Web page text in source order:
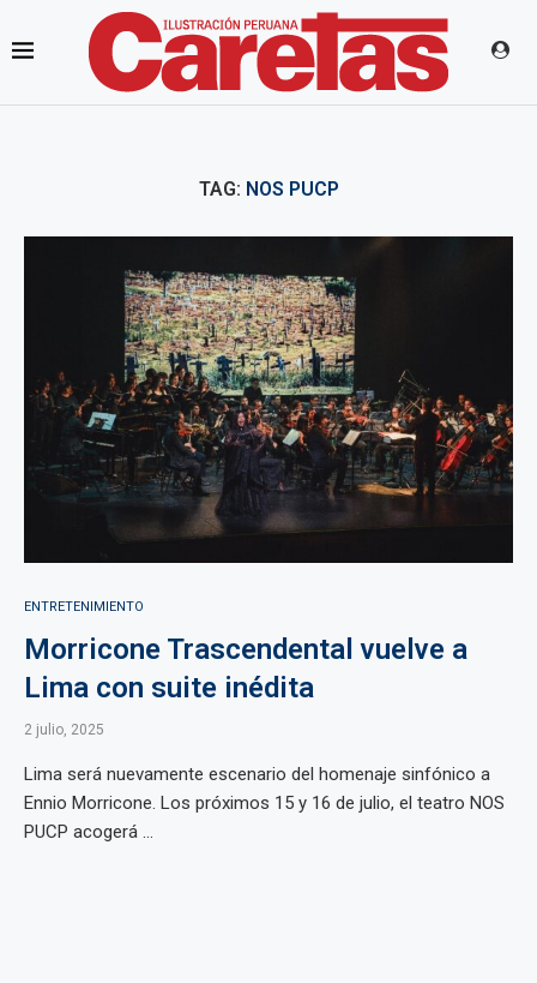
TAG: NOS PUCP
ENTRETENIMIENTO
Morricone Trascendental vuelve a
Lima con suite inédita
2 julio, 2025
Lima será nuevamente escenario del homenaje sinfónico a
Ennio Morricone. Los próximos 15 y 16 de julio, el teatro NOS
PUCP acogerá ...